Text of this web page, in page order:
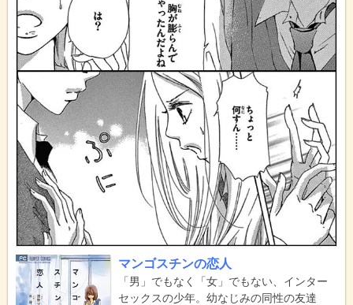
マンゴスチンの恋人
「男」でもなく「女」でもない、インター
セックスの少年。幼なじみの同性の友達